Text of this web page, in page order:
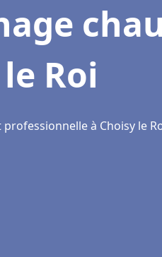
Roi
à Choisy le